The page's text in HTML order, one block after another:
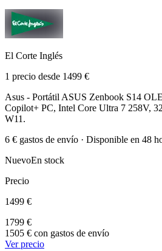
El Corte Inglés
1 precio desde 1499 €
Asus - Portátil ASUS Zenbook S14
Copilot+ PC, Intel Core Ultra 7 258V,
W11.
6 € gastos de envío · Disponible en 48
NuevoEn stock
Precio
1499 €
1799 €
1505 € con gastos de envío
Ver precio